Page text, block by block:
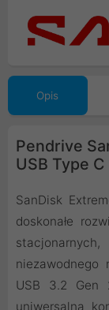
Opis
Pendrive
USB Type
SanDisk
doskonałe
niezawodnego
USB 3.2 Gen
uniwersalną